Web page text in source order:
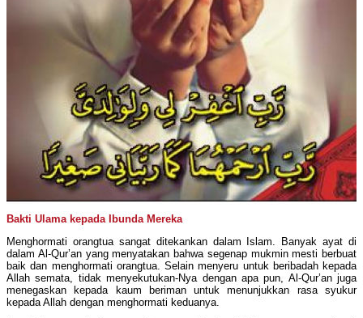
Bakti Ulama kepada Ibunda Mereka
Menghormati orangtua sangat ditekankan dalam Islam. Banyak ayat di
dalam Al-Qur’an yang menyatakan bahwa segenap mukmin mesti berbuat
baik dan menghormati orangtua. Selain menyeru untuk beribadah kepada
Allah semata, tidak menyekutukan-Nya dengan apa pun, Al-Qur’an juga
menegaskan kepada kaum beriman untuk menunjukkan rasa syukur
kepada Allah dengan menghormati keduanya.